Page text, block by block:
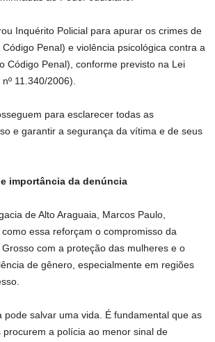
Inquérito Policial para apurar os crimes de
Penal) e violência psicológica contra a
Código Penal), conforme previsto na Lei
11.340/2006).
para esclarecer todas as
e garantir a segurança da vítima e de seus
importância da denúncia
de Alto Araguaia, Marcos Paulo,
essa reforçam o compromisso da
com a proteção das mulheres e o
de gênero, especialmente em regiões
pode salvar uma vida. É fundamental que as
a polícia ao menor sinal de